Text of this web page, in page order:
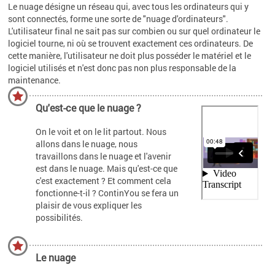
Le nuage désigne un réseau qui, avec tous les ordinateurs qui y
sont connectés, forme une sorte de "nuage d'ordinateurs".
L'utilisateur final ne sait pas sur combien ou sur quel ordinateur le
logiciel tourne, ni où se trouvent exactement ces ordinateurs. De
cette manière, l'utilisateur ne doit plus posséder le matériel et le
logiciel utilisés et n'est donc pas non plus responsable de la
maintenance.
Qu'est-ce que le nuage ?
On le voit et on le lit partout. Nous
allons dans le nuage, nous
travaillons dans le nuage et l'avenir
est dans le nuage. Mais qu'est-ce que
c'est exactement ? Et comment cela
fonctionne-t-il ? ContinYou se fera un
plaisir de vous expliquer les
possibilités.
Le nuage